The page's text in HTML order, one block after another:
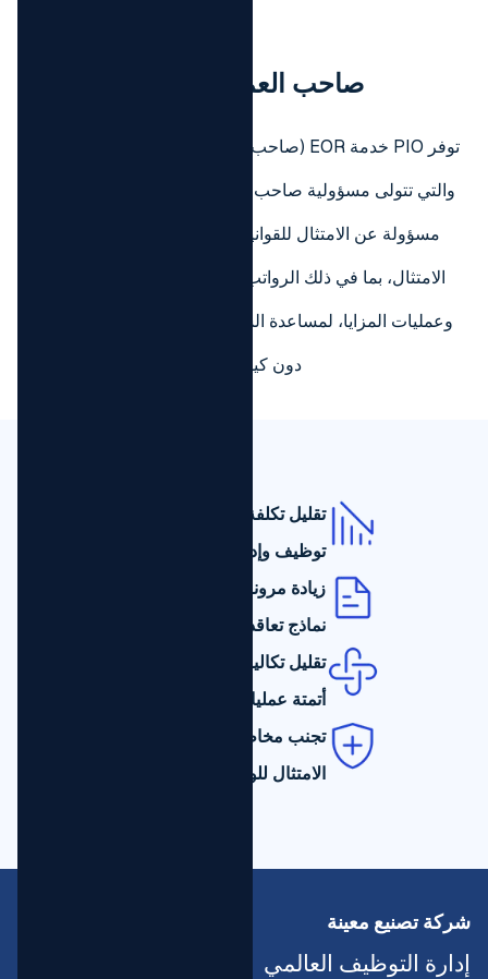
صاحب العمل المسجل
توفر PIO خدمة EOR (صاحب العمل المسجل) متوافقة محلياً،
والتي تتولى مسؤولية صاحب العمل القانوني للموظف وتكون
مسؤولة عن الامتثال للقوانين واللوائح المحلية ومتطلبات
الامتثال، بما في ذلك الرواتب والضرائب وتعويضات العمال
وعمليات المزايا، لمساعدة الشركات على توظيف الموظفين
دون كيان محلي.
تقليل تكلفة العولمة
توظيف وإدارة الموظفين
زيادة مرونة الأعمال
نماذج تعاقد متعددة
تقليل تكاليف الدفع
أتمتة عمليات الربط
تجنب مخاطر عدم الامتثال
الامتثال للوائح الضريبية المحلية
شركة تصنيع معينة
إدارة التوظيف العالمي